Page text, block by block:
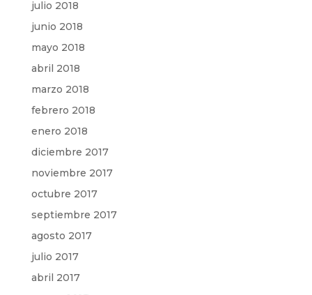
julio 2018
junio 2018
mayo 2018
abril 2018
marzo 2018
febrero 2018
enero 2018
diciembre 2017
noviembre 2017
octubre 2017
septiembre 2017
agosto 2017
julio 2017
abril 2017